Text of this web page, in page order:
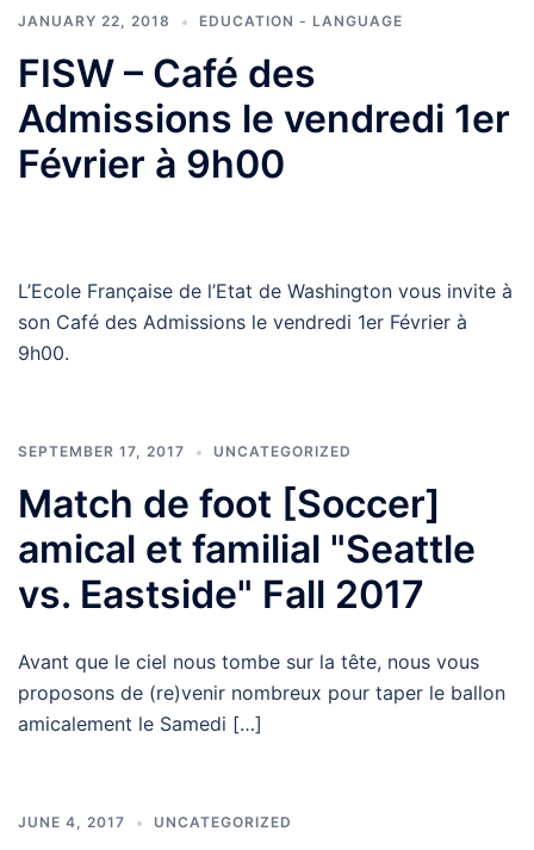
JANUARY 22, 2018 EDUCATION - LANGUAGE
FISW – Café des
Admissions le vendredi 1er
Février à 9h00
L’Ecole Française de l’Etat de Washington vous invite à
son Café des Admissions le vendredi 1er Février à
9h00.
SEPTEMBER 17, 2017 UNCATEGORIZED
Match de foot [Soccer]
amical et familial "Seattle
vs. Eastside" Fall 2017
Avant que le ciel nous tombe sur la tête, nous vous
proposons de (re)venir nombreux pour taper le ballon
amicalement le Samedi […]
JUNE 4, 2017 UNCATEGORIZED